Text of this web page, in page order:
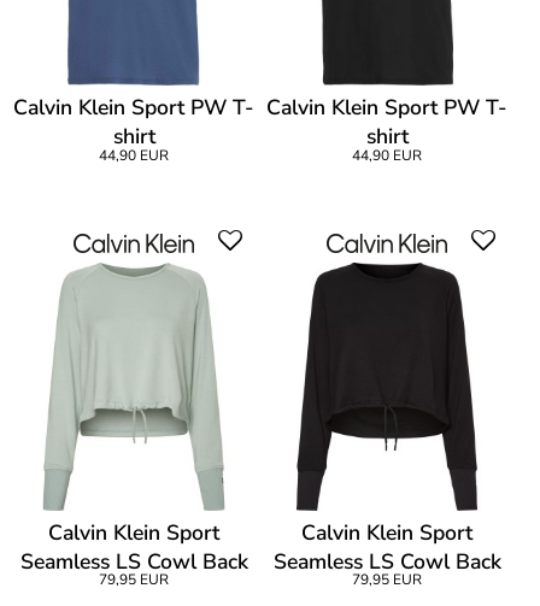
Calvin Klein Sport PW T-
shirt
44,90 EUR
Calvin Klein Sport PW T-
shirt
44,90 EUR
Calvin Klein Sport
Seamless LS Cowl Back
Top
79,95 EUR
Calvin Klein Sport
Seamless LS Cowl Back
Top
79,95 EUR